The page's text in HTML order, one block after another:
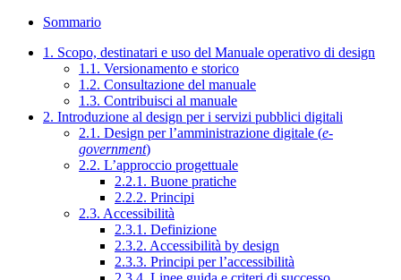
Sommario
1. Scopo, destinatari e uso del Manuale operativo di design
1.1. Versionamento e storico
1.2. Consultazione del manuale
1.3. Contribuisci al manuale
2. Introduzione al design per i servizi pubblici digitali
2.1. Design per l’amministrazione digitale (e-
government)
2.2. L’approccio progettuale
2.2.1. Buone pratiche
2.2.2. Principi
2.3. Accessibilità
2.3.1. Definizione
2.3.2. Accessibilità by design
2.3.3. Principi per l’accessibilità